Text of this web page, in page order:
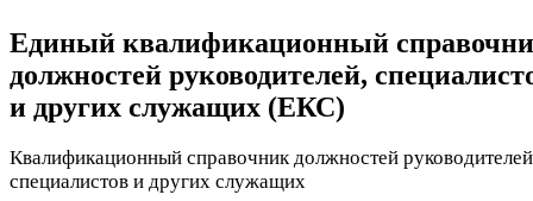
Единый квалификационный
должностей руководителей,
и других служащих (ЕКС)
Квалификационный справочник должностей
специалистов и других служащих